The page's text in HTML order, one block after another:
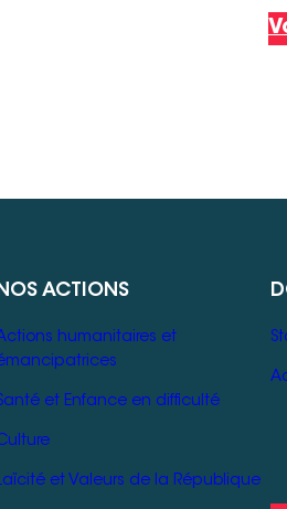
ACTIONS
humanitaires et
et Enfance en difficulté
et Valeurs de la République